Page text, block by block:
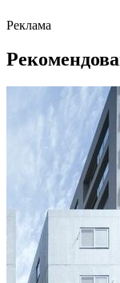
Реклама